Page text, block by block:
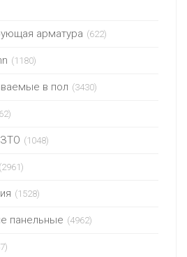
арматура (622)
(1180)
в пол (3430)
(1048)
(2961)
(1528)
панельные (4962)